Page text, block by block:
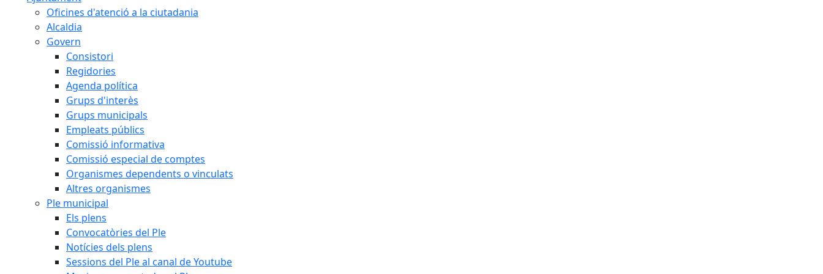
Oficines d'atenció a la ciutadania
Alcaldia
Govern
Consistori
Regidories
Agenda política
Grups d'interès
Grups municipals
Empleats públics
Comissió informativa
Comissió especial de comptes
Organismes dependents o vinculats
Altres organismes
Ple municipal
Els plens
Convocatòries del Ple
Notícies dels plens
Sessions del Ple al canal de Youtube